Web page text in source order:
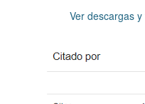
Ver descargas